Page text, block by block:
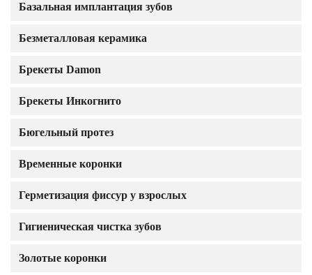
Базальная имплантация зубов
Безметалловая керамика
Брекеты Damon
Брекеты Инкогнито
Бюгельный протез
Временные коронки
Герметизация фиссур у взрослых
Гигиеническая чистка зубов
Золотые коронки